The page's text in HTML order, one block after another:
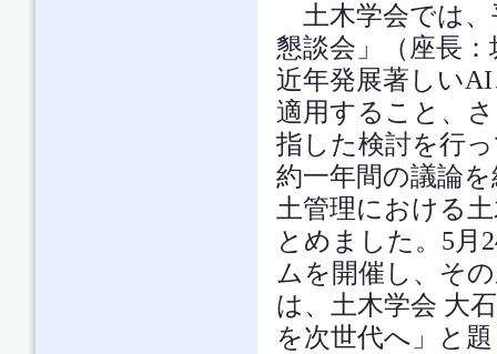
土木学会では、
懇談会」（座長
近年発展著しい
適用すること、
指した検討を行
約一年間の議論
土管理における
とめました。5月
ムを開催し、そ
は、土木学会 大
を次世代へ」と